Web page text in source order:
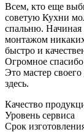
Всем, кто еще
советую Кухни
спальню. Начиная
монтажом
быстро и
Огромное
Это мастер
здесь.
Качество
Уровень сервиса
Срок